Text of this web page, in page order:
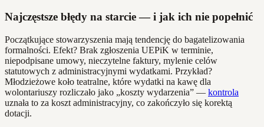
Najczęstsze błędy na starcie — i jak ich nie popełnić
Początkujące stowarzyszenia mają tendencję do bagatelizowania
formalności. Efekt? Brak zgłoszenia UEPiK w terminie,
niepodpisane umowy, nieczytelne faktury, mylenie celów
statutowych z administracyjnymi wydatkami. Przykład?
Młodzieżowe koło teatralne, które wydatki na kawę dla
wolontariuszy rozliczało jako „koszty wydarzenia” — kontrola
uznała to za koszt administracyjny, co zakończyło się korektą
dotacji.